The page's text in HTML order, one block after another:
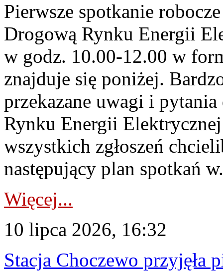
Pierwsze spotkanie
Drogową Rynku Energii
w godz. 10.00-12.00 w
znajduje się poniżej.
przekazane uwagi i
Rynku Energii
wszystkich zgłoszeń
następujący plan spotkań
Więcej...
10 lipca 2026, 16:32
Stacja Choczewo przyjęła